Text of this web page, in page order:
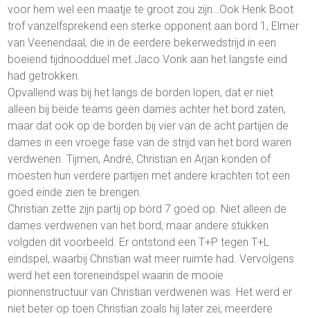
voor hem wel een maatje te groot zou zijn…Ook Henk Boot
trof vanzelfsprekend een sterke opponent aan bord 1, Elmer
van Veenendaal, die in de eerdere bekerwedstrijd in een
boeiend tijdnoodduel met Jaco Vonk aan het langste eind
had getrokken.
Opvallend was bij het langs de borden lopen, dat er niet
alleen bij beide teams geen dames achter het bord zaten,
maar dat ook op de borden bij vier van de acht partijen de
dames in een vroege fase van de strijd van het bord waren
verdwenen. Tijmen, André, Christian en Arjan konden of
moesten hun verdere partijen met andere krachten tot een
goed einde zien te brengen.
Christian zette zijn partij op bord 7 goed op. Niet alleen de
dames verdwenen van het bord, maar andere stukken
volgden dit voorbeeld. Er ontstond een T+P tegen T+L
eindspel, waarbij Christian wat meer ruimte had. Vervolgens
werd het een toreneindspel waarin de mooie
pionnenstructuur van Christian verdwenen was. Het werd er
niet beter op toen Christian zoals hij later zei, meerdere